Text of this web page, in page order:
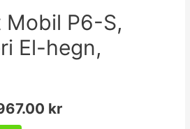
Mobil P6-S,
El-hegn,
kr